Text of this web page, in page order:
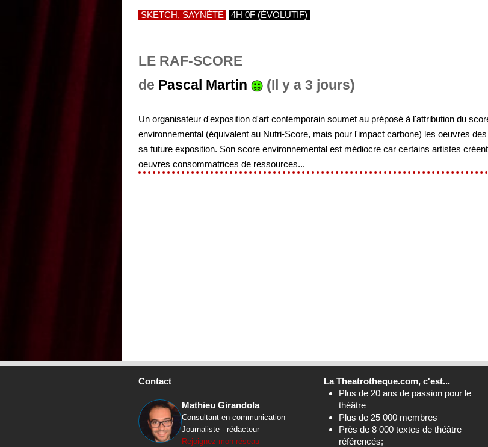
SKETCH, SAYNÈTE 4H 0F (ÉVOLUTIF)
LE RAF-SCORE
de Pascal Martin (Il y a 3 jours)
Un organisateur d'exposition d'art contemporain soumet au préposé à l'attribution du
environnemental (équivalent au Nutri-Score, mais pour l'impact carbone) les oeuvres
sa future exposition. Son score environnemental est médiocre car certains artistes
oeuvres consommatrices de ressources...
Contact
Mathieu Girandola
Consultant en communication
Journaliste - rédacteur
Rejoignez mon réseau
La Theatrotheque.com, c'est...
Plus de 20 ans de passion pour le
théâtre
Plus de 25 000 membres
Près de 8 000 textes de théâtre
référencés;